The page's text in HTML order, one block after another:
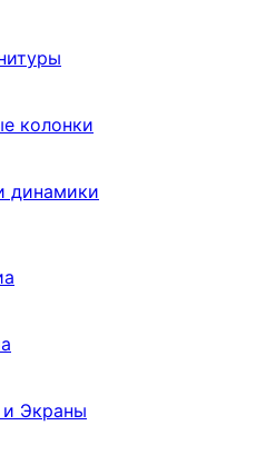
колонки
динамики
Экраны